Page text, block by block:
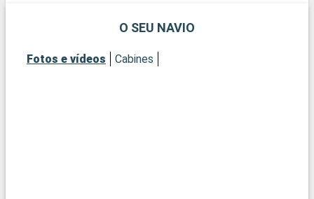
O SEU NAVIO
Fotos e vídeos Cabines